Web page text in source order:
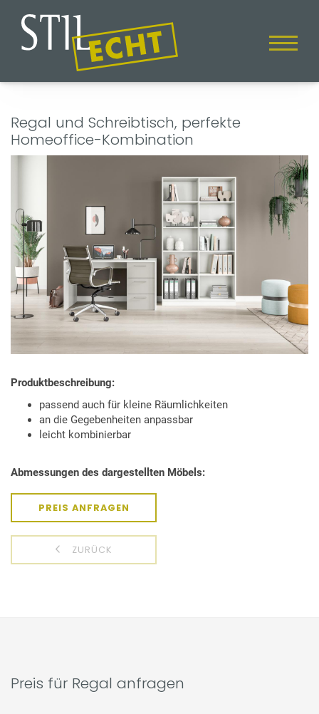
Regal und Schreibtisch, perfekte
Homeoffice-Kombination
Produktbeschreibung:
passend auch für kleine Räumlichkeiten
an die Gegebenheiten anpassbar
leicht kombinierbar
Abmessungen des dargestellten Möbels:
PREIS ANFRAGEN
ZURÜCK
Preis für Regal anfragen